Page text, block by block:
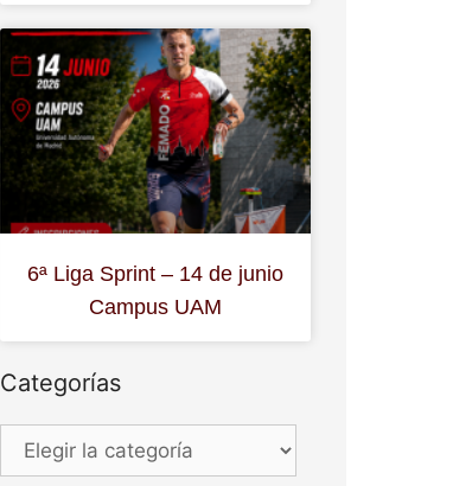
6ª Liga Sprint – 14 de junio
Campus UAM
Categorías